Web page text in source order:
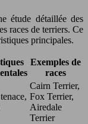
étude détaillée des
races de terriers. Ce
principales.
Exemples de
races
Cairn Terrier,
Fox Terrier,
Airedale
Terrier